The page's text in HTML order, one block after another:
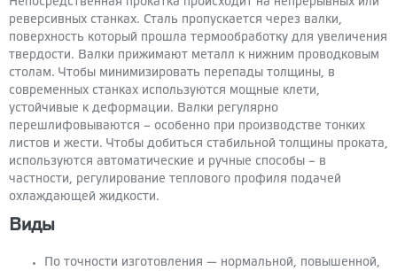
реверсивных станках. Сталь пропускается через валки,
поверхность который прошла термообработку для увеличения
твердости. Валки прижимают металл к нижним проводковым
столам. Чтобы минимизировать перепады толщины, в
современных станках используются мощные клети,
устойчивые к деформации. Валки регулярно
перешлифовываются – особенно при производстве тонких
листов и жести. Чтобы добиться стабильной толщины проката,
используются автоматические и ручные способы – в
частности, регулирование теплового профиля подачей
охлаждающей жидкости.
Виды
По точности изготовления — нормальной, повышенной,